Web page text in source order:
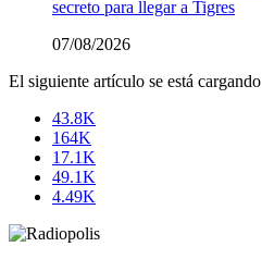
secreto para llegar a Tigres
07/08/2026
El siguiente artículo se está cargando
43.8K
164K
17.1K
49.1K
4.49K